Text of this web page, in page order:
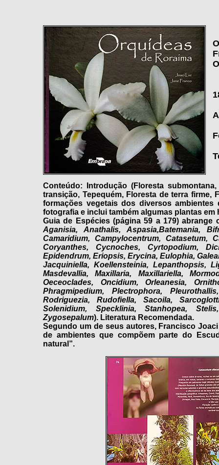
Conteúdo: Introdução (Floresta
transição, Tepequém, Floresta de terra firme,
formações vegetais dos diversos
fotografia e inclui também algumas plantas em
Guia de Espécies (página 59 a 179)
Aganisia, Anathalis, Aspasia,Batemania,
Camaridium, Campylocentrum, Catasetum,
Coryanthes, Cycnoches, Cyrtopodium,
Epidendrum, Eriopsis, Erycina, Eulophia,
Jacquiniella, Koellensteinia, Lepanthopsis,
Masdevallia, Maxillaria, Maxillariella,
Oeceoclades, Oncidium, Orleanesia,
Phragmipedium, Plectrophora,
Rodriguezia, Rudofiella, Sacoila,
Solenidium, Specklinia, Stanhopea,
Zygosepalum). Literatura Recomendada.
Segundo um de seus autores, Francisco
de ambientes que compõem parte do
natural”.